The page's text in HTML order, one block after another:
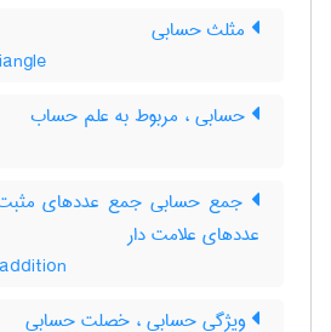
مثلث حسابی
حسابی ، مربوط به علم حساب
جمع حسابی جمع عددهای
عددهای علامت دار
ویژگی حسابی ، خصلت حسابی